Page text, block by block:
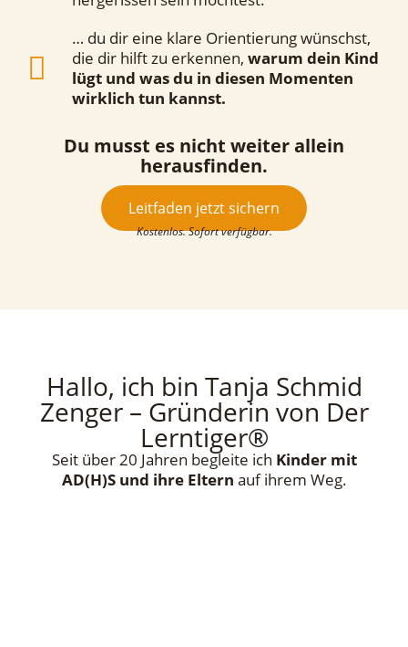
… du dir eine klare Orientierung wünschst,
die dir hilft zu erkennen, warum dein Kind
lügt und was du in diesen Momenten
wirklich tun kannst.
Du musst es nicht weiter allein
herausfinden.
Leitfaden jetzt sichern
Kostenlos. Sofort verfügbar.
Hallo, ich bin Tanja Schmid
Zenger – Gründerin von Der
Lerntiger®
Seit über 20 Jahren begleite ich Kinder mit
AD(H)S und ihre Eltern auf ihrem Weg.